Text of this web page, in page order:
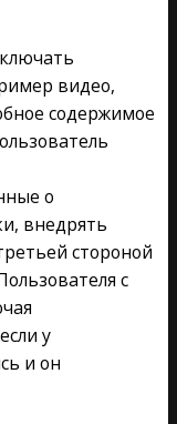
видео,
содержимое
о
внедрять
стороной
с
у
и он